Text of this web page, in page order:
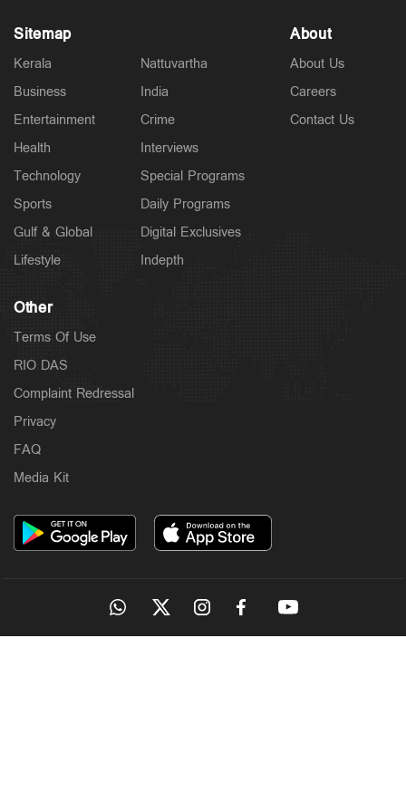
Sitemap
Kerala
Business
Entertainment
Health
Technology
Sports
Gulf & Global
Lifestyle
Nattuvartha
India
Crime
Interviews
Special Programs
Daily Programs
Digital Exclusives
Indepth
About
About Us
Careers
Contact Us
Other
Terms Of Use
RIO DAS
Complaint Redressal
Privacy
FAQ
Media Kit